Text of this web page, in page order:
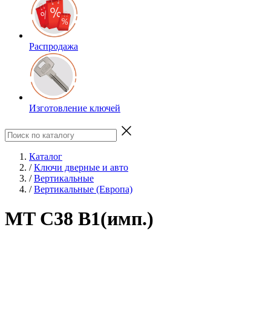
Распродажа
Изготовление ключей
Каталог
/ Ключи дверные и авто
/ Вертикальные
/ Вертикальные (Европа)
MT C38 B1(имп.)